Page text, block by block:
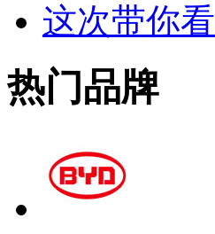
这次带你
热门品牌